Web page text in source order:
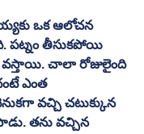
ఒక ఆలోచన
పట్నం తీసుకపోయి
చాలా రోజులైంది
ఎంత
వచ్చి చటుక్కున
తను వచ్చిన